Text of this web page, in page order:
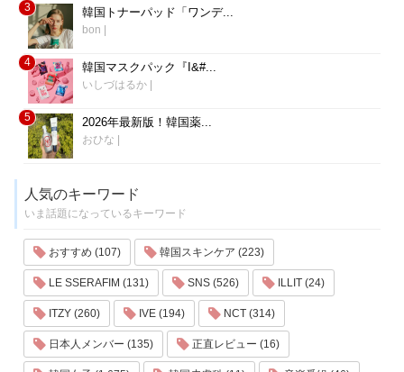
3 韓国トナーパッド「ワンデ...
bon
4 韓国マスクパック『I&#...
いしづはるか
5 2026年最新版！韓国薬...
おひな
人気のキーワード
いま話題になっているキーワード
おすすめ (107) 韓国スキンケア (223)
LE SSERAFIM (131) SNS (526) ILLIT (24)
ITZY (260) IVE (194) NCT (314)
日本人メンバー (135) 正直レビュー (16)